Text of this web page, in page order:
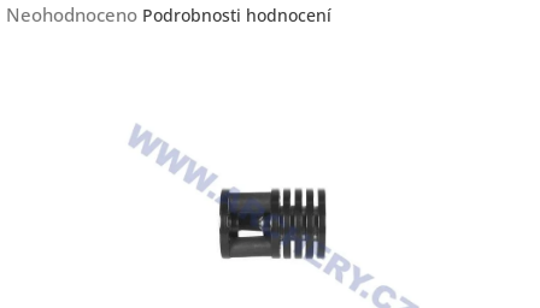
Průměrné
Neohodnoceno Podrobnosti hodnocení